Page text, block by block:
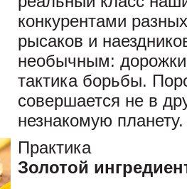
конкурентами
рысаков и
необычным:
тактика борьбы.
совершается не в
незнакомую планету.
Практика
Золотой